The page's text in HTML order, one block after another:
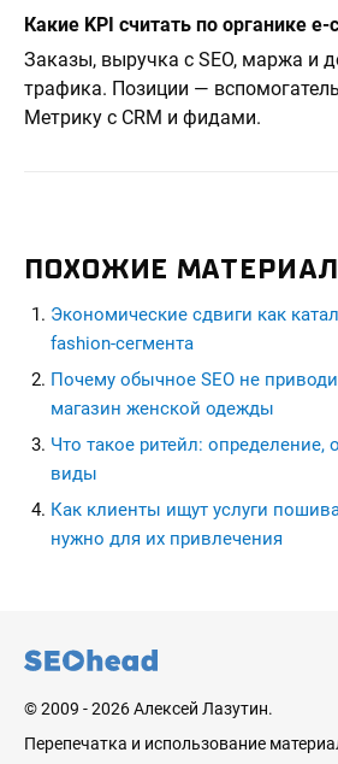
Какие KPI считать по органике
Заказы, выручка с SEO, маржа и
трафика. Позиции —
Метрику с CRM и фидами.
ПОХОЖИЕ
Экономические сдвиги как
fashion-сегмента
Почему обычное SEO не
магазин женской одежды
Что такое ритейл: определение,
виды
Как клиенты ищут услуги
нужно для их привлечения
© 2009 - 2026 Алексей Лазутин.
Перепечатка и использование